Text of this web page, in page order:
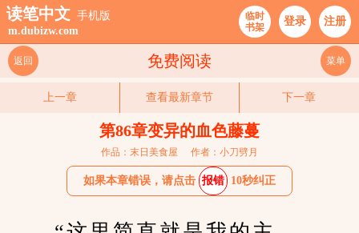
读笔中文 手机版
m.dubizw.com
临时
书架
登录 注册
免费阅读
返回 菜单
上一章 查看最新章节 下一章
第86章变异的血色藤蔓
作品：末日美食屋 作者：小刀劈月
如果本章错误，请点击 报错 10秒纠正